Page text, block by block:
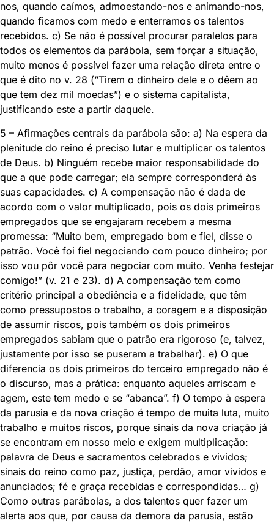
nos, quando caímos, admoestando-nos e animando-nos,
quando ficamos com medo e enterramos os talentos
recebidos. c) Se não é possível procurar paralelos para
todos os elementos da parábola, sem forçar a situação,
muito menos é possível fazer uma relação direta entre o
que é dito no v. 28 (“Tirem o dinheiro dele e o dêem ao
que tem dez mil moedas”) e o sistema capitalista,
justificando este a partir daquele.
5 – Afirmações centrais da parábola são: a) Na espera da
plenitude do reino é preciso lutar e multiplicar os talentos
de Deus. b) Ninguém recebe maior responsabilidade do
que a que pode carregar; ela sempre corresponderá às
suas capacidades. c) A compensação não é dada de
acordo com o valor multiplicado, pois os dois primeiros
empregados que se engajaram recebem a mesma
promessa: “Muito bem, empregado bom e fiel, disse o
patrão. Você foi fiel negociando com pouco dinheiro; por
isso vou pôr você para negociar com muito. Venha festejar
comigo!” (v. 21 e 23). d) A compensação tem como
critério principal a obediência e a fidelidade, que têm
como pressupostos o trabalho, a coragem e a disposição
de assumir riscos, pois também os dois primeiros
empregados sabiam que o patrão era rigoroso (e, talvez,
justamente por isso se puseram a trabalhar). e) O que
diferencia os dois primeiros do terceiro empregado não é
o discurso, mas a prática: enquanto aqueles arriscam e
agem, este tem medo e se “abanca”. f) O tempo à espera
da parusia e da nova criação é tempo de muita luta, muito
trabalho e muitos riscos, porque sinais da nova criação já
se encontram em nosso meio e exigem multiplicação:
palavra de Deus e sacramentos celebrados e vividos;
sinais do reino como paz, justiça, perdão, amor vividos e
anunciados; fé e graça recebidas e correspondidas… g)
Como outras parábolas, a dos talentos quer fazer um
alerta aos que, por causa da demora da parusia, estão